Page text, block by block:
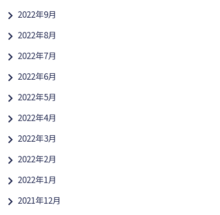
2022年9月
2022年8月
2022年7月
2022年6月
2022年5月
2022年4月
2022年3月
2022年2月
2022年1月
2021年12月